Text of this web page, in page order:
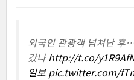
외국인 관광객 넘쳐난 후
갔나http://t.co/
일보 pic.twitter.com/